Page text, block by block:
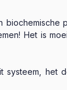
Het is
het